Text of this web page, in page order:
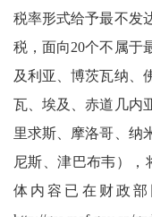
税率形式给予最不发
税，面向20个不属于
及利亚、博茨瓦纳、
瓦、埃及、赤道几内
里求斯、摩洛哥、纳
尼斯、津巴布韦），
体内容已在财政